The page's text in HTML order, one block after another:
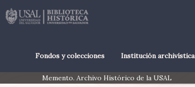
Fondos y colecciones Institución archivística
Memento. Archivo Histórico de la USAL